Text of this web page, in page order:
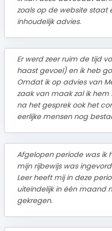
zoals op de website staat
inhoudelijk advies.
Er werd zeer ruim de tijd
haast gevoel) en ik heb
Omdat ik op advies van
zaak van maak zal ik
na het gesprek ook het
eerlijke mensen nog
Afgelopen periode was ik
mijn rijbewijs was
Leer heeft mij in deze
uiteindelijk in één maand
gekregen.